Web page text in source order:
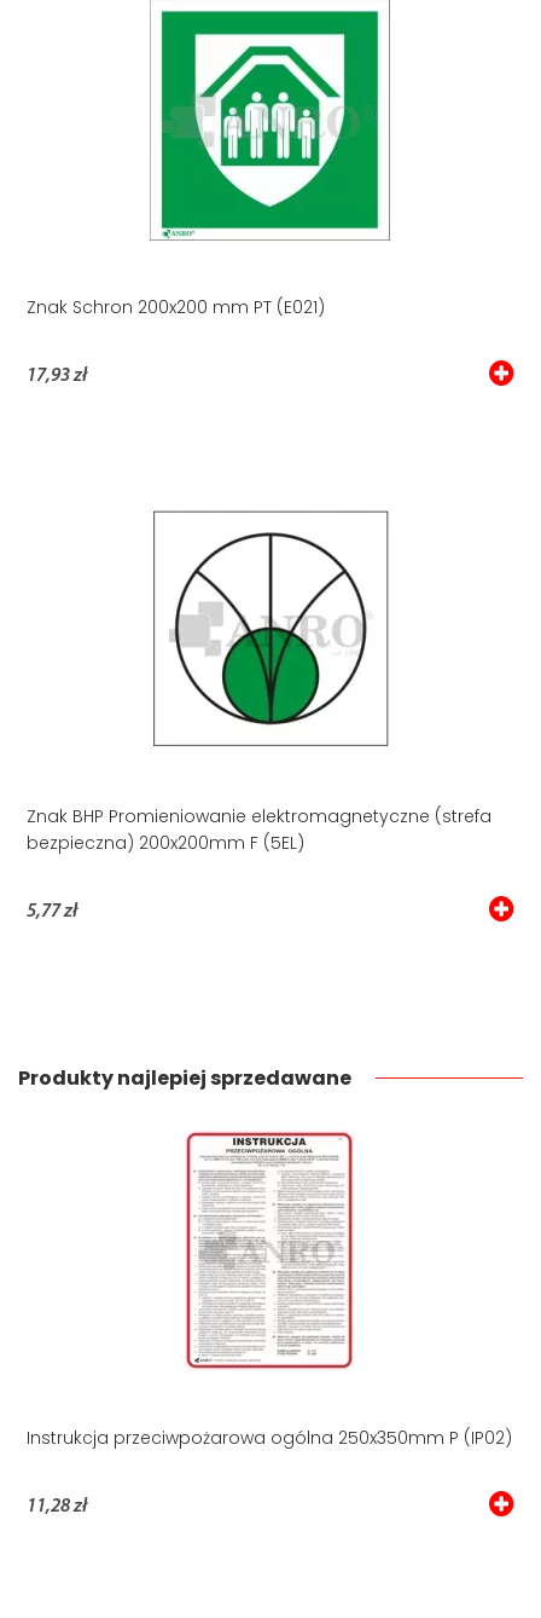
Znak Schron 200x200 mm PT (E021)
17,93 zł
Znak BHP Promieniowanie elektromagnetyczne (strefa
bezpieczna) 200x200mm F (5EL)
5,77 zł
Produkty najlepiej sprzedawane
Instrukcja przeciwpożarowa ogólna 250x350mm P (IP02)
11,28 zł